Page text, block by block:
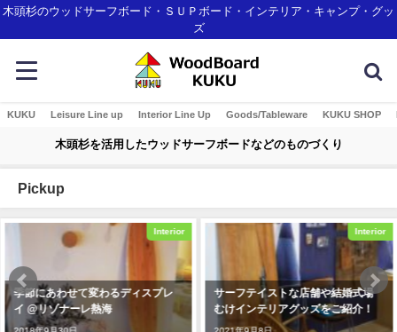
木頭杉のウッドサーフボード・ＳＵＰボード・インテリア・キャンプ・グッ
ズ
KUKU Leisure Line up Interior Line Up Goods/Tableware KUKU SHOP
木頭杉を活用したウッドサーフボードなどのものづくり
Pickup
Interior
季節にあわせて変わるディスプレ
イ @リゾナーレ熱海
2018年9月30日
Interior
サーフテイストな店舗や結婚式場
むけインテリアグッズをご紹介！
2021年9月8日